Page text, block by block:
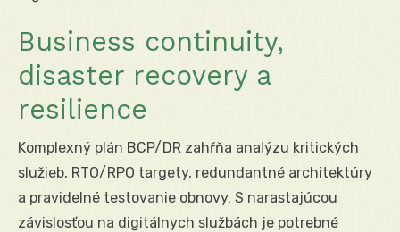
Business continuity,
disaster recovery a
resilience
Komplexný plán BCP/DR zahŕňa analýzu kritických
služieb, RTO/RPO targety, redundantné architektúry
a pravidelné testovanie obnovy. S narastajúcou
závislosťou na digitálnych službách je potrebné